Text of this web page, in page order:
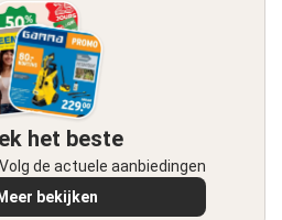
het beste
de actuele aanbiedingen
Meer bekijken